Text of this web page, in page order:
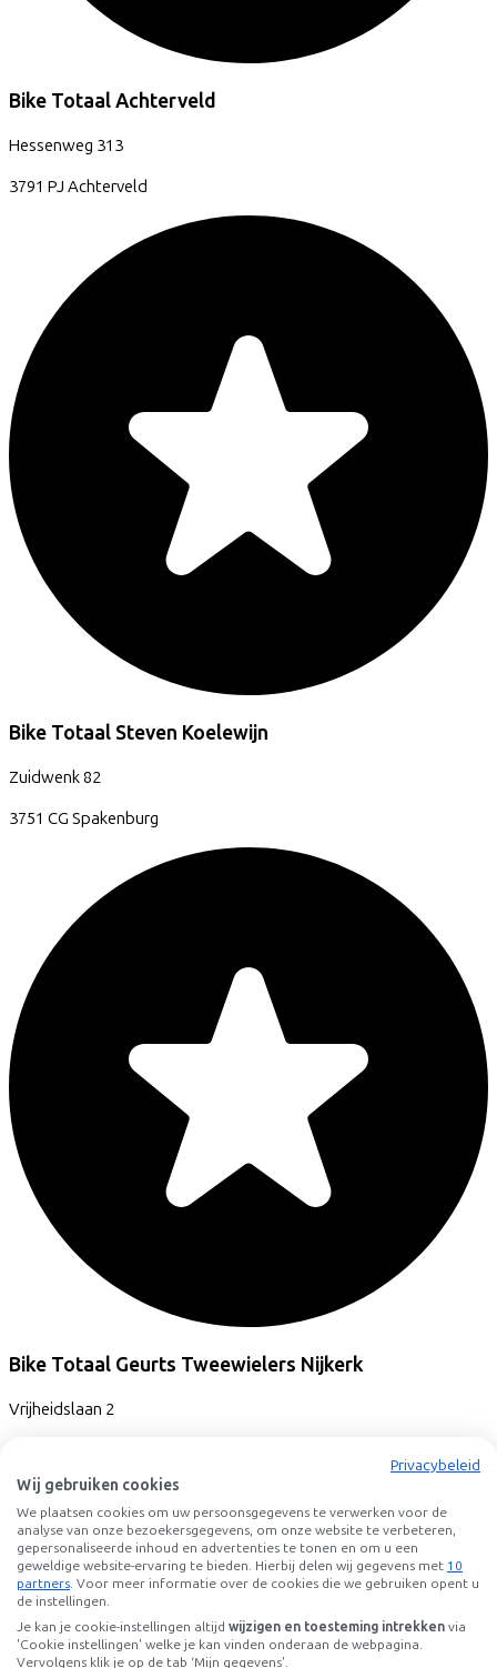
Bike Totaal Achterveld
Hessenweg 313
3791 PJ Achterveld
Bike Totaal Steven Koelewijn
Zuidwenk82
3751 CG Spakenburg
Bike Totaal Geurts Tweewielers Nijkerk
Vrijheidslaan 2
Privacybeleid
Wij gebruiken cookies
We plaatsen cookies om uw persoonsgegevens te verwerken voor de
analyse van onze bezoekersgegevens, om onze website te verbeteren,
gepersonaliseerde inhoud en advertenties te tonen en om u een
geweldige website-ervaring te bieden. Hierbij delen wij gegevens met 10
partners. Voor meer informatie over de cookies die we gebruiken opent u
de instellingen.
Je kan je cookie-instellingen altijd wijzigen en toesteming intrekken via
'Cookie instellingen' welke je kan vinden onderaan de webpagina.
Vervolgens klik je op de tab ‘Mijn gegevens'.